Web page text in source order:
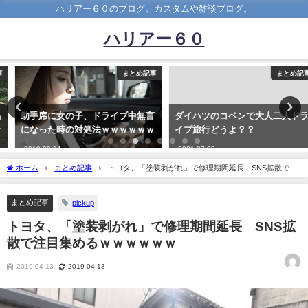
ハリアー６０のブログ。カスタムや雑談ブログ。
ハリアー６０
まとめ記事
助手席に女の子、ドライブ中無言
になった時の対処法ｗｗｗｗｗｗ
2019-09-14
まとめ記事
ダイハツのコペンで大人二人ドラ
イブ旅行どうよ？？
2021-07-28
ホーム まとめ記事
トヨタ、「塗装剥がれ」で修理期間延長 SNS拡散で注
目集めるｗｗｗｗｗｗ
まとめ記事 pickup
トヨタ、「塗装剥がれ」で修理期間延長 SNS拡
散で注目集めるｗｗｗｗｗｗ
2019-04-13 2019-04-13